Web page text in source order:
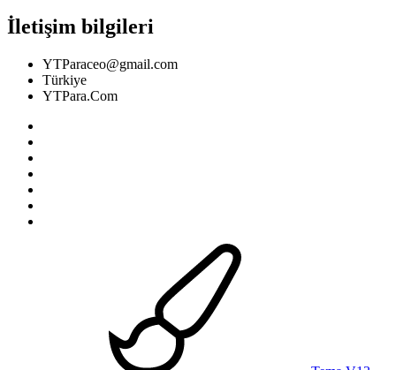
İletişim bilgileri
YTParaceo@gmail.com
Türkiye
YTPara.Com